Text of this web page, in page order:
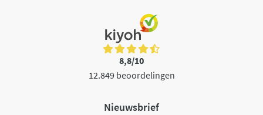
8,8/10
12.849 beoordelingen
Nieuwsbrief